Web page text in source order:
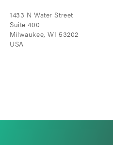
1433 N Water Street
Suite 400
Milwaukee, WI 53202
USA